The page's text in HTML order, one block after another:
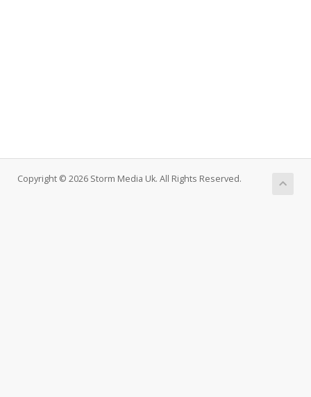
Copyright © 2026 Storm Media Uk. All Rights Reserved.